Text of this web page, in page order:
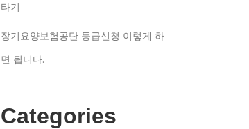
타기
장기요양보험공단 등급신청 이렇게 하
면 됩니다.
Categories